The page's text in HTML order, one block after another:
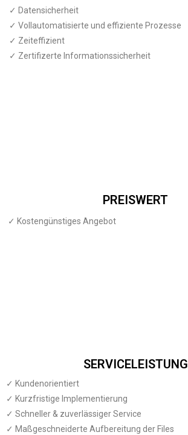
✓ Datensicherheit
✓ Vollautomatisierte und effiziente Prozesse
✓ Zeiteffizient
✓ Zertifizerte Informationssicherheit
PREISWERT
✓ Kostengünstiges Angebot
SERVICELEISTUNG
✓ Kundenorientiert
✓ Kurzfristige Implementierung
✓ Schneller & zuverlässiger Service
✓ Maßgeschneiderte Aufbereitung der Files